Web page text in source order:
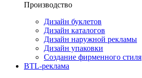
Производство
Дизайн буклетов
Дизайн каталогов
Дизайн наружной рекламы
Дизайн упаковки
Создание фирменного стиля
BTL-реклама